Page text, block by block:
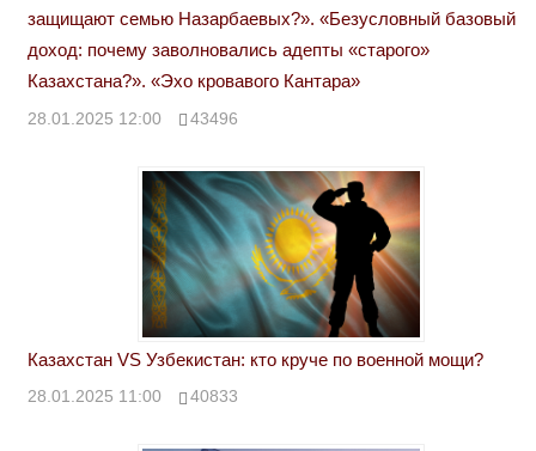
защищают семью Назарбаевых?». «Безусловный базовый
доход: почему заволновались адепты «старого»
Казахстана?». «Эхо кровавого Кантара»
28.01.2025 12:00 43496
Казахстан VS Узбекистан: кто круче по военной мощи?
28.01.2025 11:00 40833